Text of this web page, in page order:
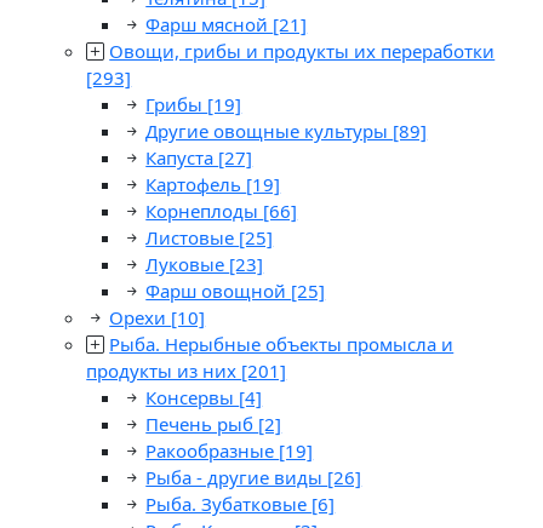
Фарш мясной [21]
Овощи, грибы и продукты их переработки
[293]
Грибы [19]
Другие овощные культуры [89]
Капуста [27]
Картофель [19]
Корнеплоды [66]
Листовые [25]
Луковые [23]
Фарш овощной [25]
Орехи [10]
Рыба. Нерыбные объекты промысла и
продукты из них [201]
Консервы [4]
Печень рыб [2]
Ракообразные [19]
Рыба - другие виды [26]
Рыба. Зубатковые [6]